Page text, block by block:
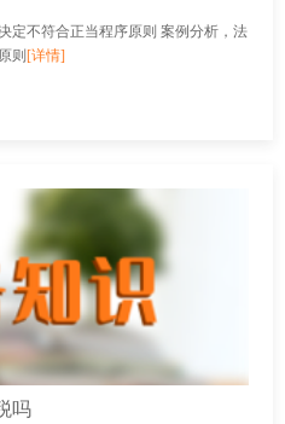
定不符合正当程序原则 案例分析，法
则 [详情]
吗